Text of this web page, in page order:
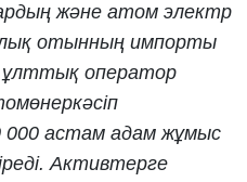
және атом электр
отынның импорты
оператор
000 астам адам жұмыс
Активтерге